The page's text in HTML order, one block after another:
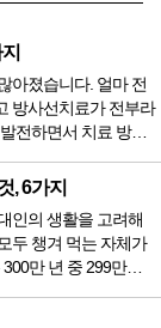
아졌습니다. 얼마 전
방사선치료가 전부라
전하면서 치료 방법
가되었습니다. 중입
등 중입자 치료기가
얼마 전 국내 도입 후
가 가동되었습니다.
입자 치료를 받을 수
, 6가지
인의 생활을 고려해
두 챙겨 먹는 자체가
만 년 중 299만
가 밤늦은 시간까지